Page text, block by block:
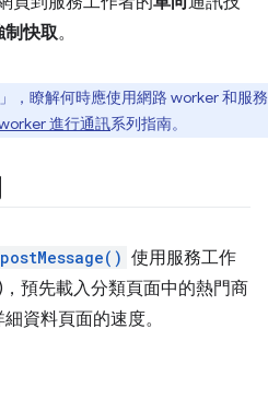
制快取。
」，瞭解何時應使用網路 worker 和服務
進行通訊系列指南。
postMessage() 使用服務工作
預先載入分類頁面中的熱門商
資料頁面的速度。